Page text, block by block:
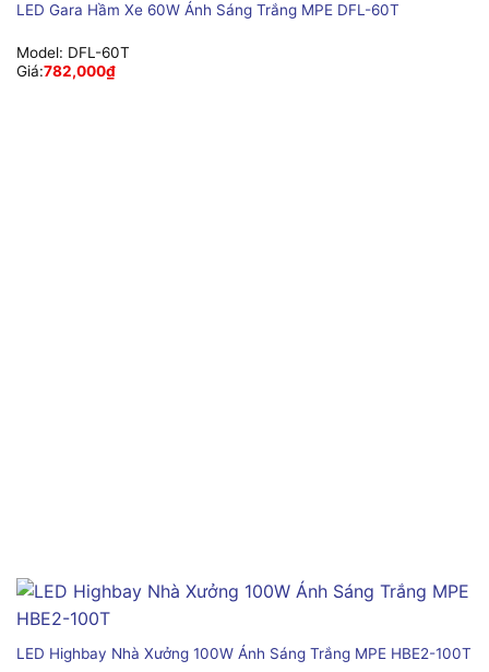
LED Gara Hầm Xe 60W Ánh Sáng Trắng MPE DFL-60T
Model: DFL-60T
Giá:782,000₫
LED Highbay Nhà Xưởng 100W Ánh Sáng Trắng MPE HBE2-100T